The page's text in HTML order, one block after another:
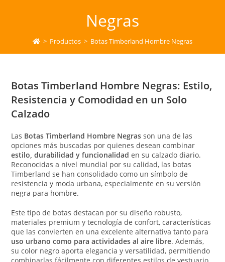
Negras
> Productos > Botas Timberland Hombre Negras
Botas Timberland Hombre Negras: Estilo,
Resistencia y Comodidad en un Solo
Calzado
Las Botas Timberland Hombre Negras son una de las
opciones más buscadas por quienes desean combinar
estilo, durabilidad y funcionalidad en su calzado diario.
Reconocidas a nivel mundial por su calidad, las botas
Timberland se han consolidado como un símbolo de
resistencia y moda urbana, especialmente en su versión
negra para hombre.
Este tipo de botas destacan por su diseño robusto,
materiales premium y tecnología de confort, características
que las convierten en una excelente alternativa tanto para
uso urbano como para actividades al aire libre. Además,
su color negro aporta elegancia y versatilidad, permitiendo
combinarlas fácilmente con diferentes estilos de vestuario.